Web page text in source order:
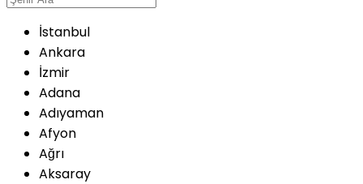
İstanbul
Ankara
İzmir
Adana
Adıyaman
Afyon
Ağrı
Aksaray